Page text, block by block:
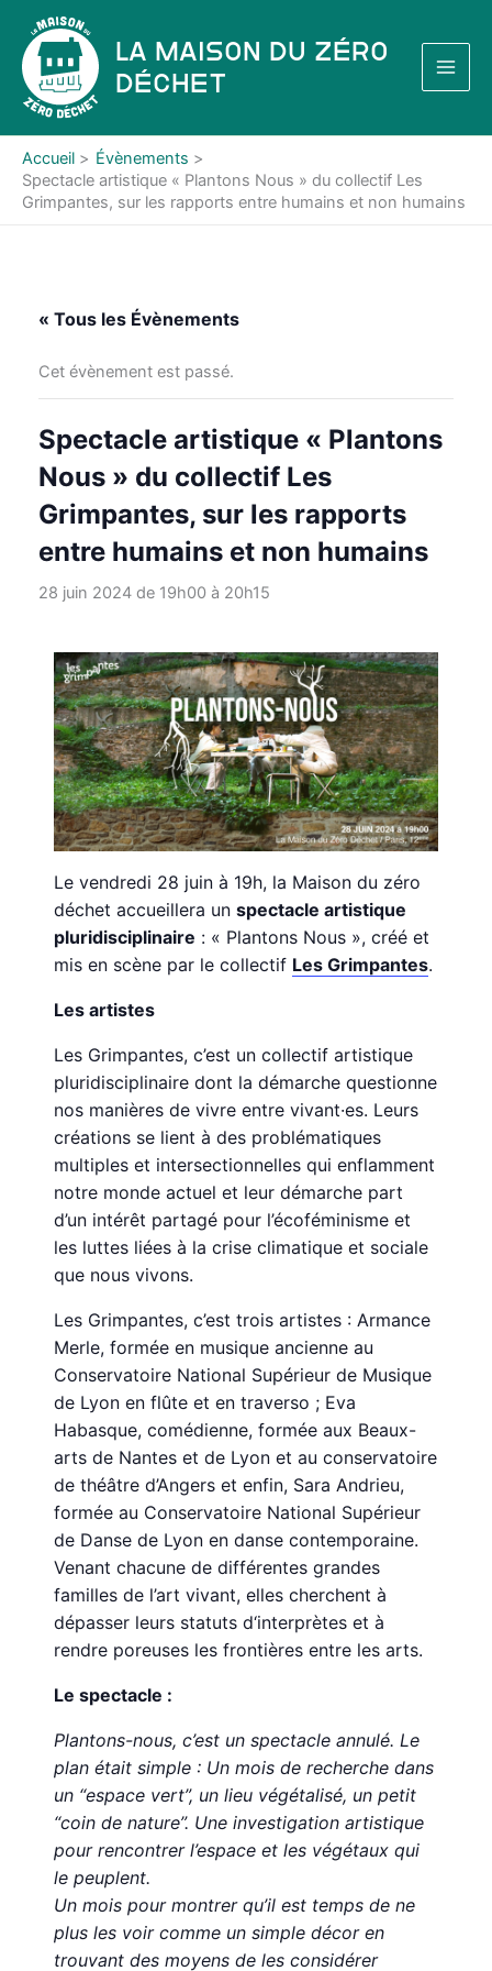
contenu
La Maison du Zéro
Déchet
Accueil
Évènements
Spectacle artistique « Plantons Nous » du collectif Les
Grimpantes, sur les rapports entre humains et non humains
« Tous les Évènements
Cet évènement est passé.
Spectacle artistique « Plantons
Nous » du collectif Les
Grimpantes, sur les rapports
entre humains et non humains
28 juin 2024 de 19h00à 20h15
Le vendredi 28 juin à 19h, la Maison du zéro
déchet accueillera unspectacle artistique
pluridisciplinaire : « Plantons Nous », créé et
mis en scène par le collectif Les Grimpantes.
Les artistes
Les Grimpantes, c’est un collectif artistique
pluridisciplinaire dont la démarche questionne
nos manières de vivre entre vivant·es. Leurs
créations se lient à des problématiques
multiples et intersectionnelles qui enflamment
notre monde actuel et leur démarche part
d’un intérêt partagé pour l’écoféminisme et
les luttes liées à la crise climatique et sociale
que nous vivons.
Les Grimpantes, c’est trois artistes : Armance
Merle, formée en musique ancienne au
Conservatoire National Supérieur de Musique
de Lyon en flûte et en traverso ; Eva
Habasque, comédienne, formée aux Beaux-
arts de Nantes et de Lyon et au conservatoire
de théâtre d’Angers et enfin, Sara Andrieu,
formée au Conservatoire National Supérieur
de Danse de Lyon en danse contemporaine.
Venant chacune de différentes grandes
familles de l’art vivant, elles cherchent à
dépasser leurs statuts d‘interprètes et à
rendre poreuses les frontières entre les arts.
Le spectacle :
Plantons-nous, c’est un spectacle annulé. Le
plan était simple : Un mois de recherche dans
un “espace vert”, un lieu végétalisé, un petit
“coin de nature”. Une investigation artistique
pour rencontrer l’espace et les végétaux qui
le peuplent.
Un mois pour montrer qu’il est temps de ne
plus les voir comme un simple décor en
trouvant des moyens de les considérer